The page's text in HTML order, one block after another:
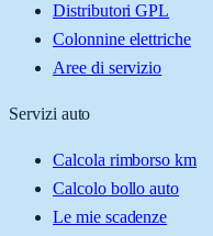
Distributori GPL
Colonnine elettriche
Aree di servizio
Servizi auto
Calcola rimborso km
Calcolo bollo auto
Le mie scadenze